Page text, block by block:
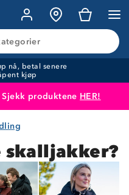
nå, betal senere
kjøp
Sjekk produktene HER!
skalljakker?